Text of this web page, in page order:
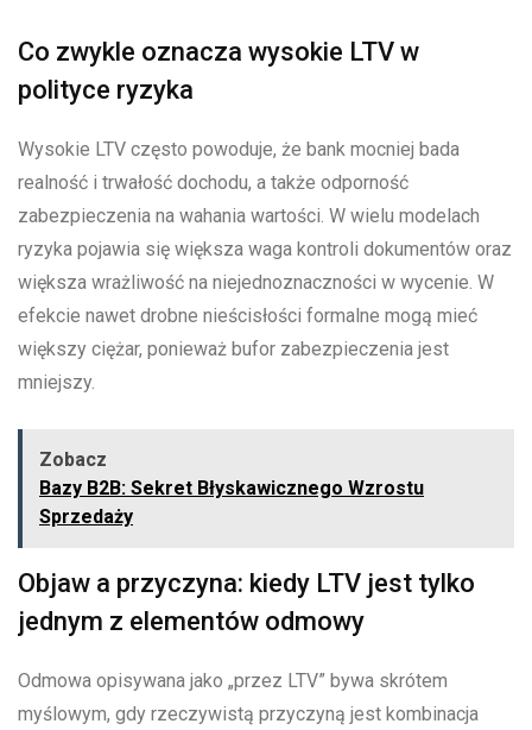
Co zwykle oznacza wysokie LTV w
polityce ryzyka
Wysokie LTV często powoduje, że bank mocniej bada
realność i trwałość dochodu, a także odporność
zabezpieczenia na wahania wartości. W wielu modelach
ryzyka pojawia się większa waga kontroli dokumentów oraz
większa wrażliwość na niejednoznaczności w wycenie. W
efekcie nawet drobne nieścisłości formalne mogą mieć
większy ciężar, ponieważ bufor zabezpieczenia jest
mniejszy.
Zobacz
Bazy B2B: Sekret Błyskawicznego Wzrostu
Sprzedaży
Objaw a przyczyna: kiedy LTV jest tylko
jednym z elementów odmowy
Odmowa opisywana jako „przez LTV” bywa skrótem
myślowym, gdy rzeczywistą przyczyną jest kombinacja